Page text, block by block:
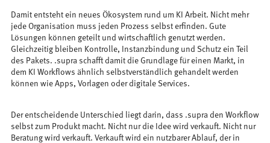
Damit entsteht ein neues Ökosystem rund um KI Arbeit. Nicht mehr
jede Organisation muss jeden Prozess selbst erfinden. Gute
Lösungen können geteilt und wirtschaftlich genutzt werden.
Gleichzeitig bleiben Kontrolle, Instanzbindung und Schutz ein Teil
des Pakets. .supra schafft damit die Grundlage für einen Markt, in
dem KI Workflows ähnlich selbstverständlich gehandelt werden
können wie Apps, Vorlagen oder digitale Services.
Der entscheidende Unterschied liegt darin, dass .supra den Workflow
selbst zum Produkt macht. Nicht nur die Idee wird verkauft. Nicht nur
Beratung wird verkauft. Verkauft wird ein nutzbarer Ablauf, der in